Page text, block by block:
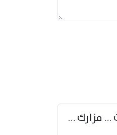
حننت إلى ريّا ونفسك باعدت … مزارك من ريّا وشعباكما معا